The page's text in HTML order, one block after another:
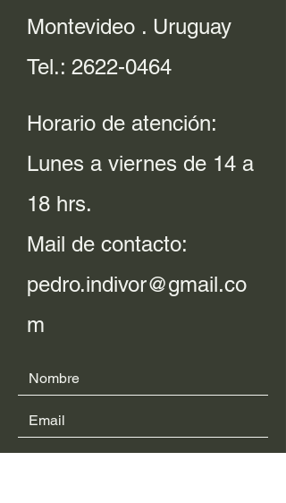
Montevideo . Uruguay
Tel.: 2622-0464
Horario de atención:
Lunes a viernes de 14 a
18 hrs.
Mail de contacto:
pedro.indivor@gmail.co
m